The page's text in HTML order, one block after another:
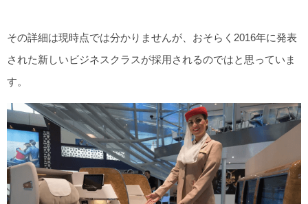
その詳細は現時点では分かりませんが、おそらく2016年に発表
された新しいビジネスクラスが採用されるのではと思っていま
す。